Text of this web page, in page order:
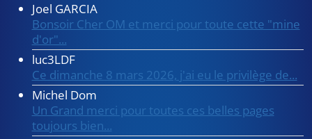
Joel GARCIA
Bonsoir Cher OM et merci pour toute cette "mine
d'or"...
luc3LDF
Ce dimanche 8 mars 2026, j'ai eu le privilège de...
Michel Dom
Un Grand merci pour toutes ces belles pages
toujours bien...